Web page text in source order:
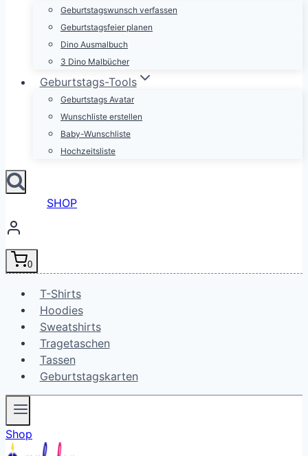
Geburtstagswunsch verfassen
Geburtstagsfeier planen
Dino Ausmalbuch
3 Dino Malbücher
Geburtstags-Tools
Geburtstags Avatar
Wunschliste erstellen
Baby-Wunschliste
Hochzeitsliste
SHOP
0
T-Shirts
Hoodies
Sweatshirts
Tragetaschen
Tassen
Geburtstagskarten
Shop